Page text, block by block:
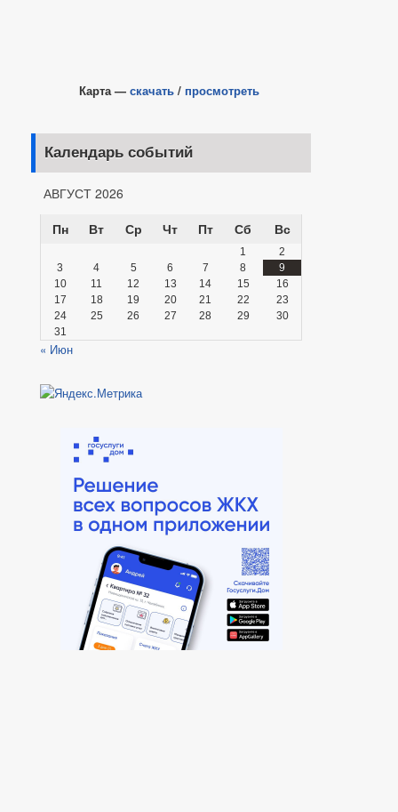
Карта — скачать / просмотреть
Календарь событий
АВГУСТ 2026
Пн
Вт Ср Чт Пт Сб Вс
1
2
3
4 5 6 7 8
9
10
11 12 13 14 15
16
17
18 19 20 21 22
23
24
25 26 27 28 29
30
31
« Июн